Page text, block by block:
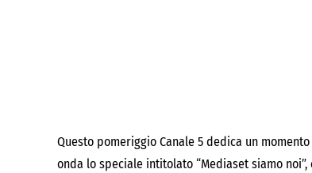
Questo pomeriggio Canale 5 dedica un
onda lo speciale intitolato “Mediaset siamo